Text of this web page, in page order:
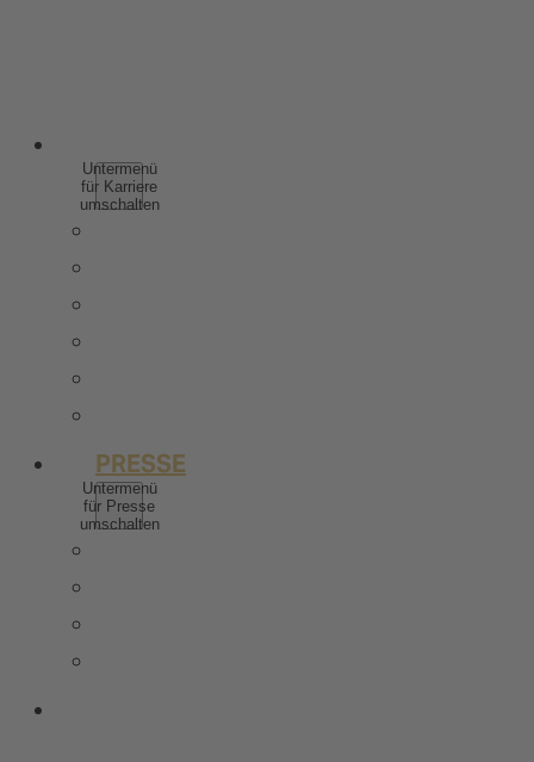
Untermenü
für Karriere
umschalten
PRESSE
Untermenü
für Presse
umschalten